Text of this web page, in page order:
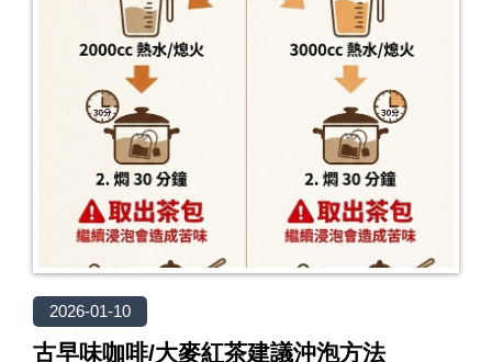
2026-01-10
古早味咖啡/大麥紅茶建議沖泡方法